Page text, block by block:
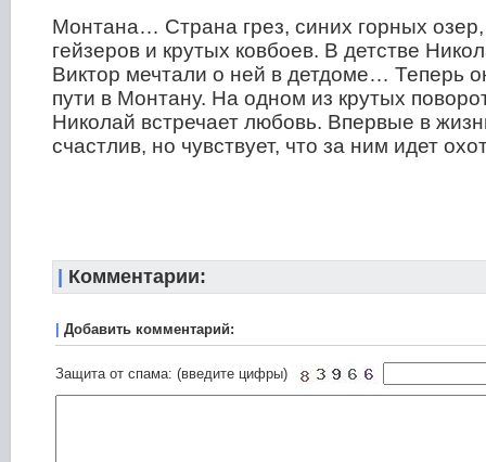
Монтана… Страна грез, синих горных озер,
гейзеров и крутых ковбоев. В детстве
Виктор мечтали о ней в детдоме… Теперь
пути в Монтану. На одном из крутых
Николай встречает любовь. Впервые в
счастлив, но чувствует, что за ним идет
Комментарии:
Добавить комментарий:
Защита от спама: (введите цифры)